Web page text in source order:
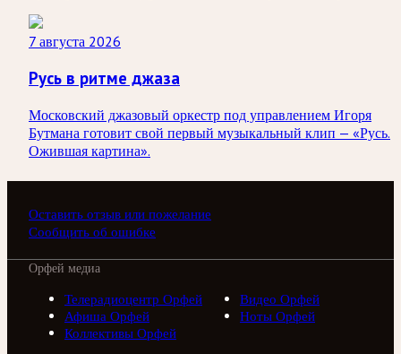
7 августа 2026
Русь в ритме джаза
Московский джазовый оркестр под управлением Игоря
Бутмана готовит свой первый музыкальный клип — «Русь.
Ожившая картина».
Оставить отзыв или пожелание
Сообщить об ошибке
Орфей медиа
Телерадиоцентр Орфей
Видео Орфей
Афиша Орфей
Ноты Орфей
Коллективы Орфей